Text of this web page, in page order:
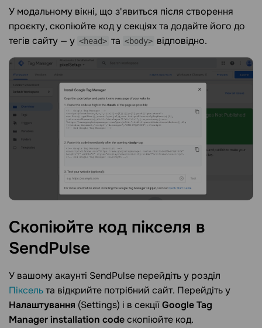
У модальному вікні, що з'явиться після створення
проєкту, скопіюйте код у секціях та додайте його до
тегів сайту — у <head> та <body> відповідно.
Скопіюйте код пікселя в
SendPulse
У вашому акаунті SendPulse перейдіть у розділ
Піксельта відкрийте потрібний сайт. Перейдіть у
Налаштування (Settings) і в секціїGoogle Tag
Manager installation codeскопіюйте код.